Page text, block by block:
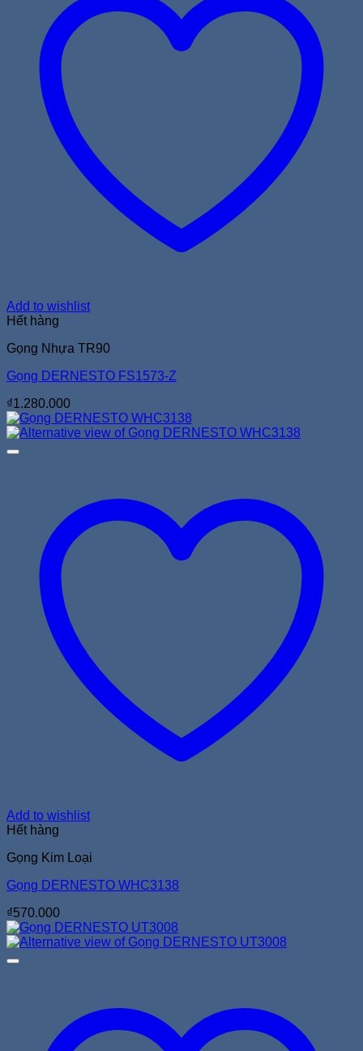
Add to wishlist
Hết hàng
Gọng Nhựa TR90
Gọng DERNESTO FS1573-Z
₫1.280.000
Add to wishlist
Hết hàng
Gọng Kim Loại
Gọng DERNESTO WHC3138
₫570.000